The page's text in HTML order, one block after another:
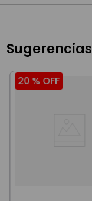
Sugerencias
20 % OFF